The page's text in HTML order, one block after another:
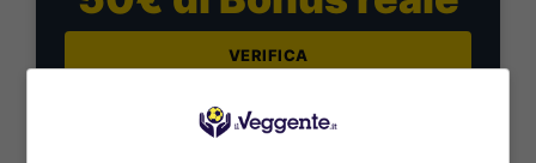
VERIFICA
Mostra Informazioni